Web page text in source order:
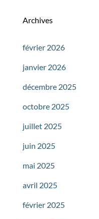
Archives
février 2026
janvier 2026
décembre 2025
octobre 2025
juillet 2025
juin 2025
mai 2025
avril 2025
février 2025